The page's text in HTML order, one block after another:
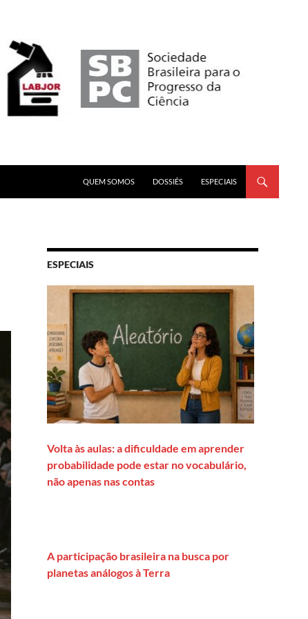
QUEM SOMOS
DOSSIÊS ESPECIAIS
ESPECIAIS
Volta às aulas: a dificuldade em aprender
probabilidade pode estar no vocabulário,
não apenas nas contas
A participação brasileira na busca por
planetas análogos à Terra